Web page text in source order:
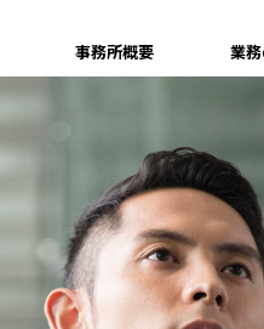
事務所概要 業